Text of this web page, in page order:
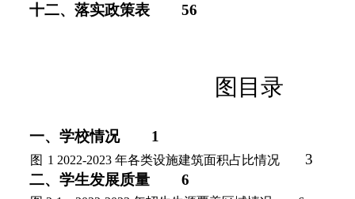
十二、落实政策表
56
图目录
一、学校情况 1
图 1 2022-2023 年各类设施建筑面积占比情况
3
二、学生发展质量
6